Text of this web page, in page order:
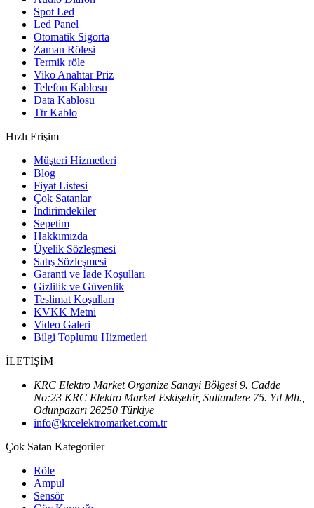
Spot Led
Led Panel
Otomatik Sigorta
Zaman Rölesi
Termik röle
Viko Anahtar Priz
Telefon Kablosu
Data Kablosu
Ttr Kablo
Hızlı Erişim
Müşteri Hizmetleri
Blog
Fiyat Listesi
Çok Satanlar
İndirimdekiler
Sepetim
Hakkımızda
Üyelik Sözleşmesi
Satış Sözleşmesi
Garanti ve İade Koşulları
Gizlilik ve Güvenlik
Teslimat Koşulları
KVKK Metni
Video Galeri
Bilgi Toplumu Hizmetleri
İLETİŞİM
KRC Elektro Market Organize Sanayi Bölgesi 9. Cadde
No:23 KRC Elektro Market Eskişehir, Sultandere 75. Yıl Mh.,
Odunpazarı 26250 Türkiye
info@krcelektromarket.com.tr
Çok Satan Kategoriler
Röle
Ampul
Sensör